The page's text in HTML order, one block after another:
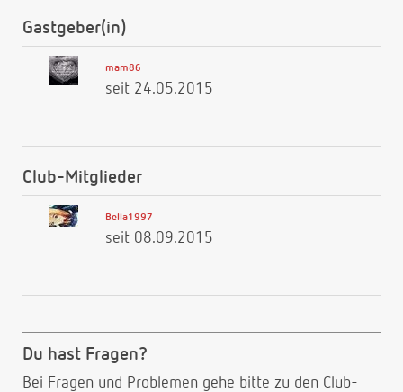
Gastgeber(in)
mam86
seit 24.05.2015
Club-Mitglieder
Bella1997
seit 08.09.2015
Du hast Fragen?
Bei Fragen und Problemen gehe bitte zu den Club-